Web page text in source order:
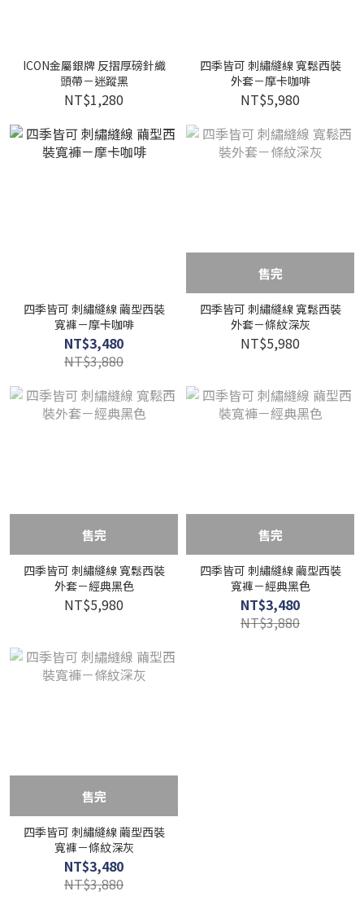
ICON金屬銀牌 反摺厚磅針織
頭帶－迷蹤黑
NT$1,280
四季皆可 刺繡縫線 寬鬆西裝
外套－摩卡咖啡
NT$5,980
四季皆可 刺繡縫線 繭型西裝
寬褲－摩卡咖啡
NT$3,480
NT$3,880
售完
四季皆可 刺繡縫線 寬鬆西裝
外套－條紋深灰
NT$5,980
售完
四季皆可 刺繡縫線 寬鬆西裝
外套－經典黑色
NT$5,980
售完
四季皆可 刺繡縫線 繭型西裝
寬褲－經典黑色
NT$3,480
NT$3,880
售完
四季皆可 刺繡縫線 繭型西裝
寬褲－條紋深灰
NT$3,480
NT$3,880